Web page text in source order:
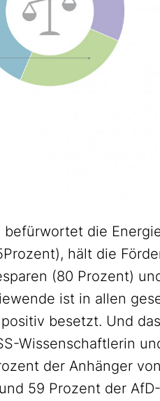
die
hält die
(80 Prozent)
ist in allen
besetzt. Und
Wissenschaftlerin
der Anhänger von
59 Prozent der